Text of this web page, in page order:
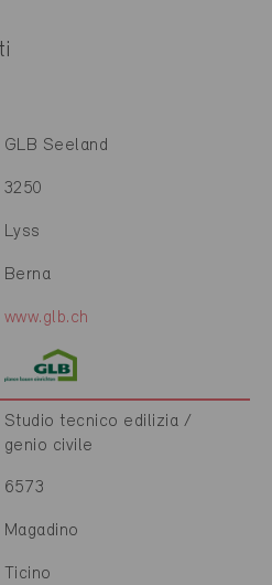
GLB Seeland
3250
Lyss
Berna
www.glb.ch
Studio tecnico edilizia /
genio civile
6573
Magadino
Ticino